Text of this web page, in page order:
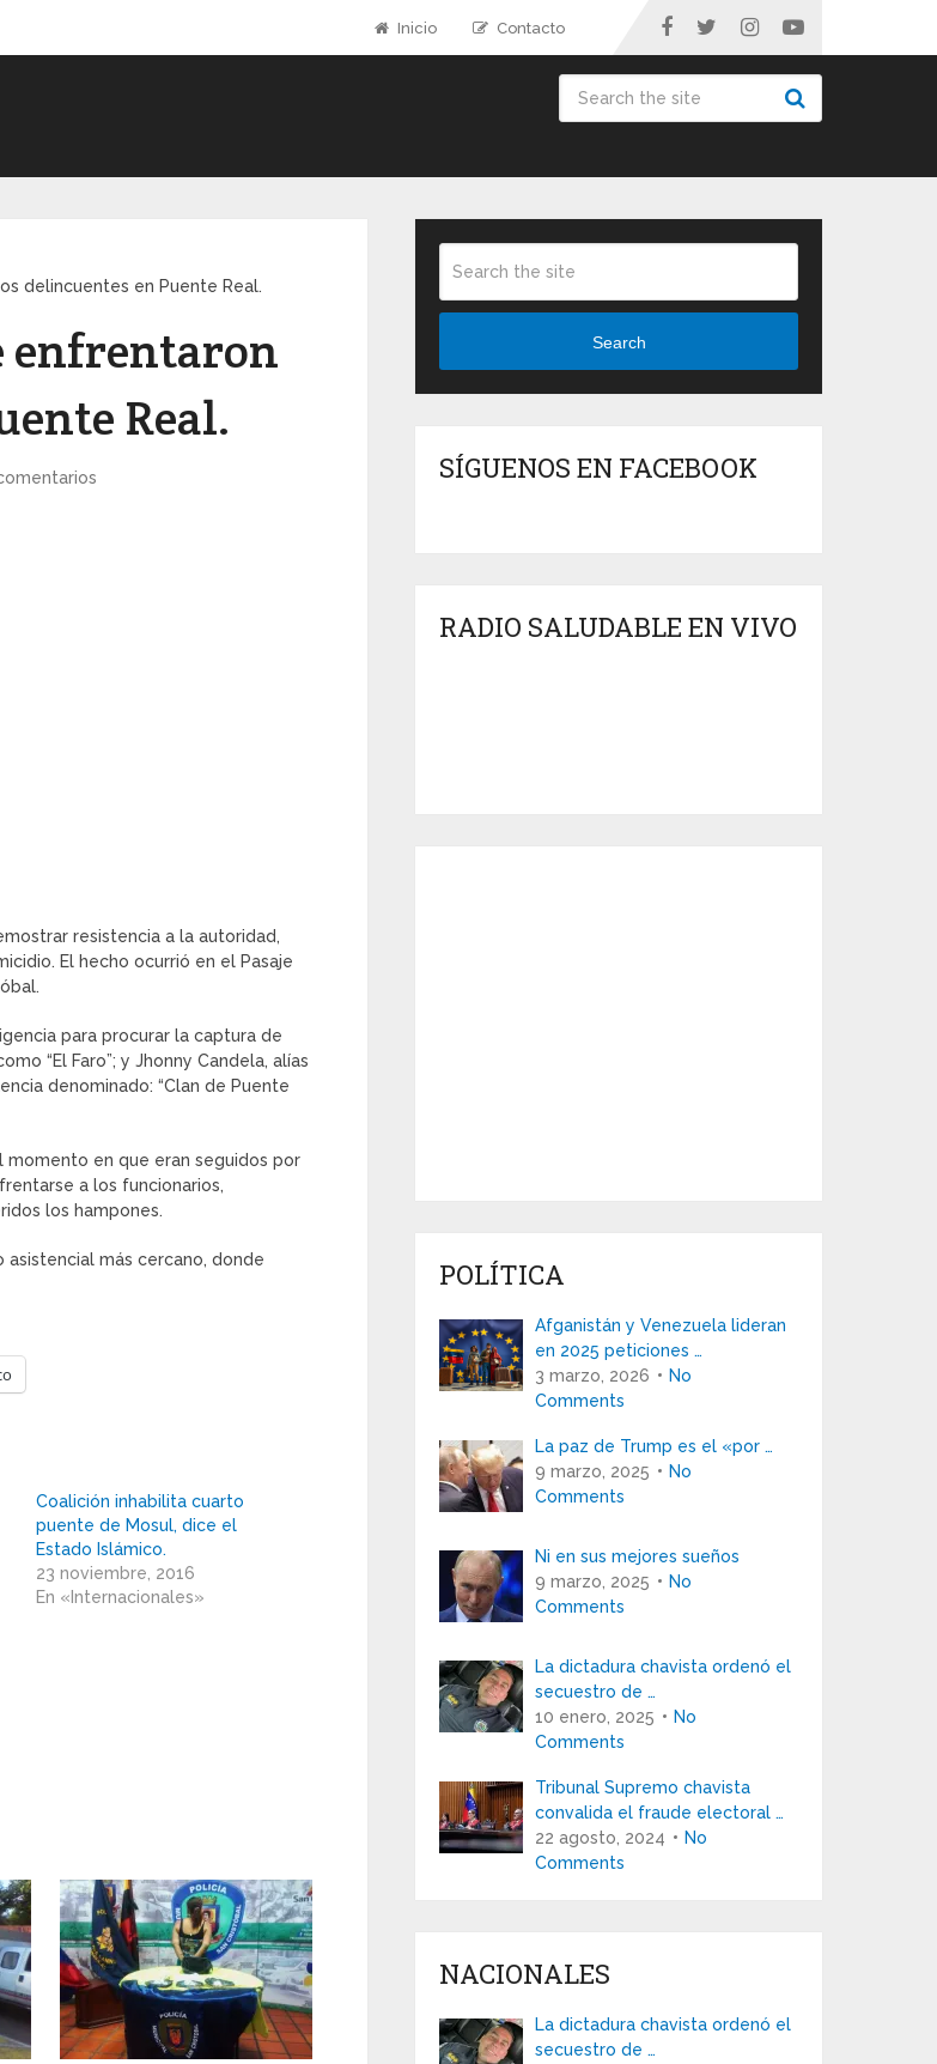
Inicio Contacto
delincuentes en Puente Real.
enfrentaron
Real.
resistencia a la autoridad,
El hecho ocurrió en el Pasaje
para procurar la captura de
“El Faro”; y Jhonny Candela, alías
denominado: “Clan de Puente
momento en que eran seguidos por
a los funcionarios,
los hampones.
más cercano, donde
Coalición inhabilita cuarto
puente de Mosul, dice el
Estado Islámico.
23 noviembre, 2016
En «Internacionales»
Search
SÍGUENOS EN FACEBOOK
RADIO SALUDABLE EN VIVO
POLÍTICA
Afganistán y Venezuela lideran
en 2025 peticiones …
3 marzo, 2026
No
Comments
La paz de Trump es el «por …
9 marzo, 2025
No
Comments
Ni en sus mejores sueños
9 marzo, 2025
No
Comments
La dictadura chavista ordenó el
secuestro de …
10 enero, 2025
No
Comments
Tribunal Supremo chavista
convalida el fraude electoral …
22 agosto, 2024
No
Comments
NACIONALES
La dictadura chavista ordenó el
secuestro de …